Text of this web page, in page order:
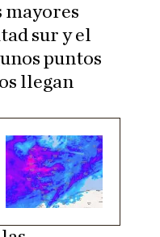
mayores
sur y el
puntos
llegan